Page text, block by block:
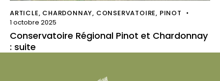
ARTICLE, CHARDONNAY, CONSERVATOIRE, PINOT
1 octobre 2025
Conservatoire Régional Pinot et Chardonnay
: suite